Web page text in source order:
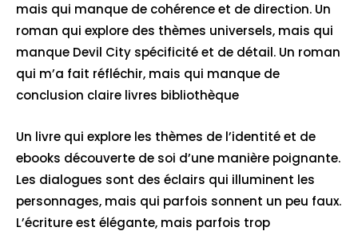
mais qui manque de cohérence et de direction. Un
roman qui explore des thèmes universels, mais qui
manque Devil City spécificité et de détail. Un roman
qui m’a fait réfléchir, mais qui manque de
conclusion claire livres bibliothèque
Un livre qui explore les thèmes de l’identité et de
ebooks découverte de soi d’une manière poignante.
Les dialogues sont des éclairs qui illuminent les
personnages, mais qui parfois sonnent un peu faux.
L’écriture est élégante, mais parfois trop